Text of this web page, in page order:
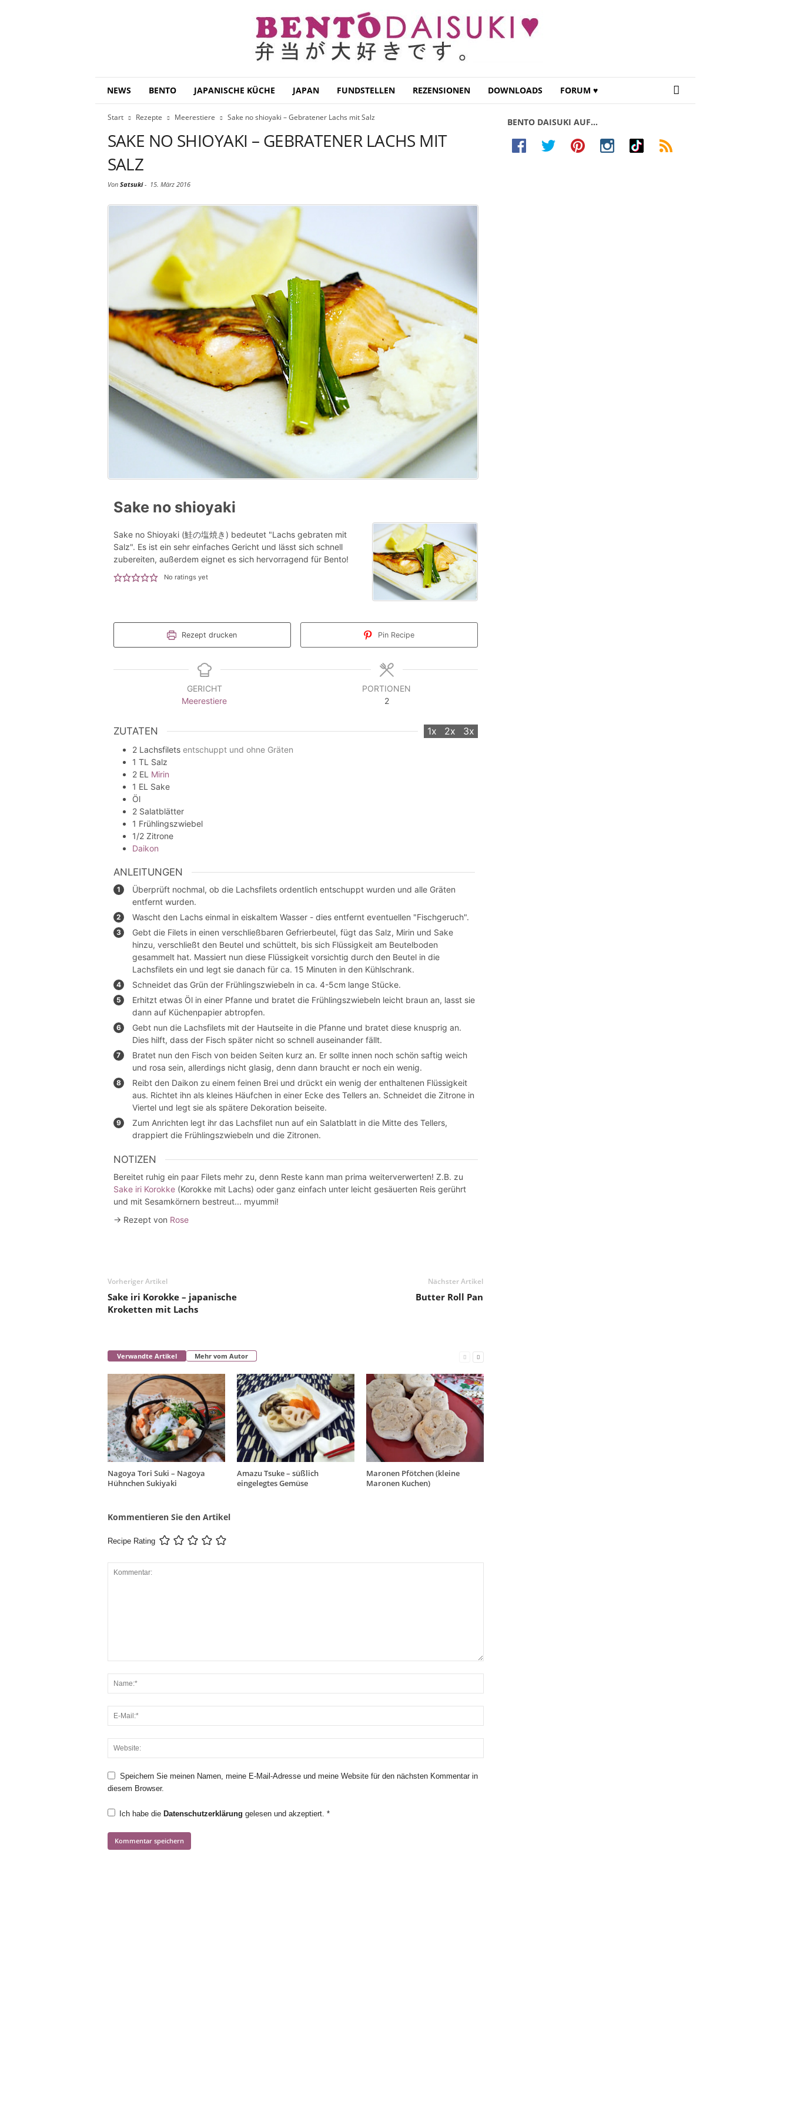
NEWS BENTO JAPANISCHE KÜCHE JAPAN FUNDSTELLEN REZENSIONEN DOWNLOADS FORUM ♥
Start Rezepte Meerestiere Sake no shioyaki – Gebratener Lachs mit Salz
SAKE NO SHIOYAKI – GEBRATENER LACHS MIT
SALZ
Von Satsuki- 15. März 2016
Sake no shioyaki
Sake no Shioyaki (鮭の塩焼き) bedeutet "Lachs gebraten mit
Salz". Es ist ein sehr einfaches Gericht und lässt sich schnell
zubereiten, außerdem eignet es sich hervorragend für Bento!
No ratings yet
Rezept drucken Pin Recipe
GERICHT
Meerestiere
PORTIONEN
2
ZUTATEN 1x 2x 3x
2 Lachsfilets entschuppt und ohne Gräten
1 TL Salz
2 EL Mirin
1 EL Sake
Öl
2 Salatblätter
1 Frühlingszwiebel
1/2 Zitrone
Daikon
ANLEITUNGEN
Überprüft nochmal, ob die Lachsfilets ordentlich entschuppt wurden und alle Gräten
entfernt wurden.
Wascht den Lachs einmal in eiskaltem Wasser - dies entfernt eventuellen "Fischgeruch".
Gebt die Filets in einen verschließbaren Gefrierbeutel, fügt das Salz, Mirin und Sake
hinzu, verschließt den Beutel und schüttelt, bis sich Flüssigkeit am Beutelboden
gesammelt hat. Massiert nun diese Flüssigkeit vorsichtig durch den Beutel in die
Lachsfilets ein und legt sie danach für ca. 15 Minuten in den Kühlschrank.
Schneidet das Grün der Frühlingszwiebeln in ca. 4-5cm lange Stücke.
Erhitzt etwas Öl in einer Pfanne und bratet die Frühlingszwiebeln leicht braun an, lasst sie
dann auf Küchenpapier abtropfen.
Gebt nun die Lachsfilets mit der Hautseite in die Pfanne und bratet diese knusprig an.
Dies hilft, dass der Fisch später nicht so schnell auseinander fällt.
Bratet nun den Fisch von beiden Seiten kurz an. Er sollte innen noch schön saftig weich
und rosa sein, allerdings nicht glasig, denn dann braucht er noch ein wenig.
Reibt den Daikon zu einem feinen Brei und drückt ein wenig der enthaltenen Flüssigkeit
aus. Richtet ihn als kleines Häufchen in einer Ecke des Tellers an. Schneidet die Zitrone in
Viertel und legt sie als spätere Dekoration beiseite.
Zum Anrichten legt ihr das Lachsfilet nun auf ein Salatblatt in die Mitte des Tellers,
drappiert die Frühlingszwiebeln und die Zitronen.
NOTIZEN
Bereitet ruhig ein paar Filets mehr zu, denn Reste kann man prima weiterverwerten! Z.B. zu
Sake iri Korokke(Korokke mit Lachs) oder ganz einfach unter leicht gesäuerten Reis gerührt
und mit Sesamkörnern bestreut... myummi!
→ Rezept von Rose
Vorheriger Artikel
Sake iri Korokke – japanische
Kroketten mit Lachs
Nächster Artikel
Butter Roll Pan
Verwandte Artikel Mehr vom Autor
Nagoya Tori Suki – Nagoya
Hühnchen Sukiyaki
Amazu Tsuke – süßlich
eingelegtes Gemüse
Maronen Pfötchen (kleine
Maronen Kuchen)
Kommentieren Sie den Artikel
Recipe Rating
Speichern Sie meinen Namen, meine E-Mail-Adresse und meine Website für den nächsten Kommentar in
diesem Browser.
Ich habe die Datenschutzerklärung gelesen und akzeptiert. *
BENTO DAISUKI AUF…